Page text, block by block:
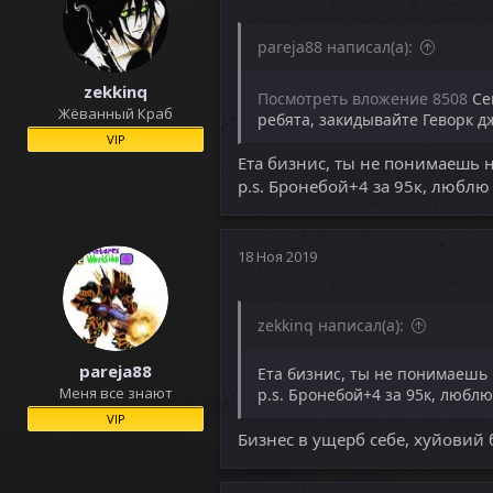
zekkinq
Жёванный Краб
VIP
pareja88 написал(а):
Посмотреть вложение 8508
ребята, закидывайте Геворк
Ета бизнис, ты не понимаешь
p.s. Бронебой+4 за 95к,
pareja88
Меня все знают
VIP
18 Ноя 2019
zekkinq написал(а):
Ета бизнис, ты не понимаешь
p.s. Бронебой+4 за 95к,
Бизнес в ущерб себе, хуйовий